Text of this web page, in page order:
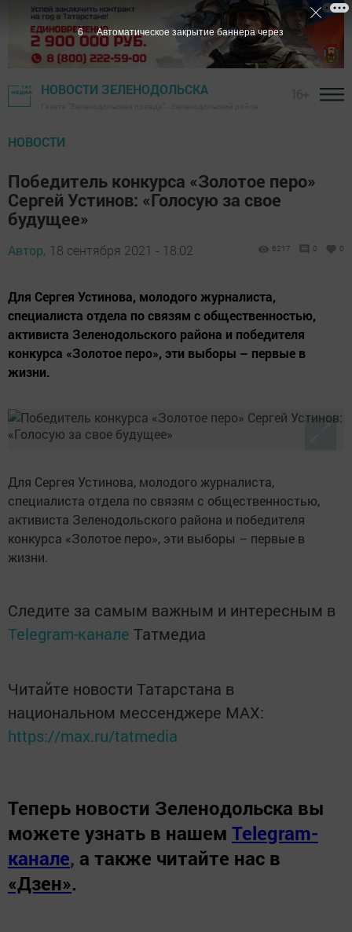
НОВОСТИ ЗЕЛЕНОДОЛЬСКА
НОВОСТИ
Победитель конкурса «Золотое перо»
Сергей Устинов: «Голосую за свое
будущее»
Автор, 18 сентября 2021 - 18:02 6217 0 0
Для Сергея Устинова, молодого журналиста,
специалиста отдела по связям с общественностью,
активиста Зеленодольского района и победителя
конкурса «Золотое перо», эти выборы – первые в
жизни.
Для Сергея Устинова, молодого журналиста,
специалиста отдела по связям с общественностью,
активиста Зеленодольского района и победителя
конкурса «Золотое перо», эти выборы – первые в
жизни.
Следите за самым важным и интересным в
Telegram-канале Татмедиа
Читайте новости Татарстана в
национальном мессенджере MАХ:
https://max.ru/tatmedia
Теперь новости Зеленодольска вы
можете узнать в нашем Telegram-
канале, а также читайте нас в
«Дзен».
5 Автоматическое закрытие баннера через